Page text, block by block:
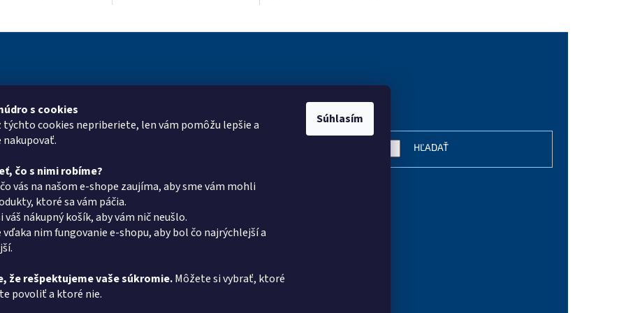
s cookies
týchto cookies nepriberiete, len vám pomôžu lepšie a
čo s nimi robíme?
vás na našom e-shope zaujíma, aby sme vám mohli
ktoré sa vám páčia.
váš nákupný košík, aby vám nič neušlo.
vďaka nim fungovanie e-shopu, aby bol čo najrýchlejší a
že rešpektujeme vaše súkromie.Môžete si vybrať, ktoré
povoliť a ktoré nie.
Súhlasím
polypropylénu, Behúň:...
dosky....
pre vás
PK Group.sk
protokol
+420734621131
Vyhľadávanie
HĽADAŤ